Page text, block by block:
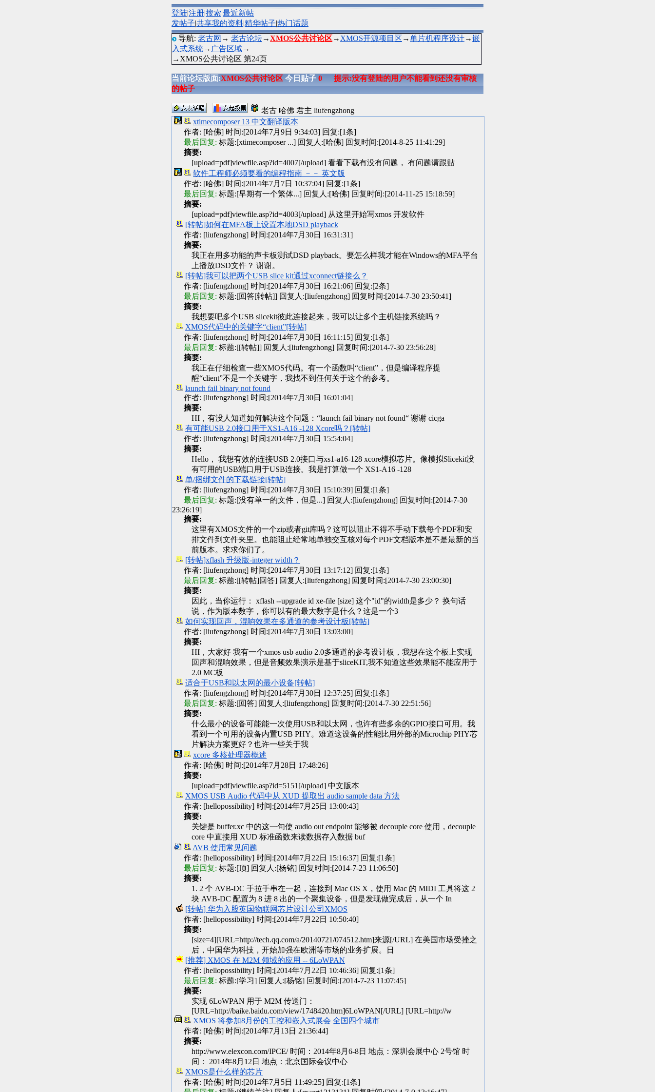
登陆|注册|搜索|最近新帖
发帖子|共享我的资料|精华帖子|热门话题
导航: 老古网 → 老古论坛→XMOS公共讨论区→ XMOS开源项目区 →单片机程序设计→嵌
入式系统→ 广告区域→
→XMOS公共讨论区 第24页
当前论坛版面:XMOS公共讨论区今日贴子0
提示:没有登陆的用户不能看到还没有审核
的帖子
老古 哈佛 君主 liufengzhong
xtimecomposer 13 中文翻译版本
作者: [哈佛] 时间:[2014年7月9日 9:34:03] 回复:[1条]
最后回复: 标题:[xtimecomposer ...] 回复人:[哈佛] 回复时间:[2014-8-25 11:41:29]
摘要:
[upload=pdf]viewfile.asp?id=4007[/upload] 看看下载有没有问题， 有问题请跟贴
软件工程师必须要看的编程指南 －－ 英文版
作者: [哈佛] 时间:[2014年7月7日 10:37:04] 回复:[1条]
最后回复: 标题:[早期有一个繁体...] 回复人:[哈佛] 回复时间:[2014-11-25 15:18:59]
摘要:
[upload=pdf]viewfile.asp?id=4003[/upload] 从这里开始写xmos 开发软件
[转帖]如何在MFA板上设置本地DSD playback
作者: [liufengzhong] 时间:[2014年7月30日 16:31:31]
摘要:
我正在用多功能的声卡板测试DSD playback。要怎么样我才能在Windows的MFA平台
上播放DSD文件？ 谢谢。
[转帖]我可以把两个USB slice kit通过xconnect链接么？
作者: [liufengzhong] 时间:[2014年7月30日 16:21:06] 回复:[2条]
最后回复: 标题:[回答[转帖]] 回复人:[liufengzhong] 回复时间:[2014-7-30 23:50:41]
摘要:
我想要吧多个USB slicekit彼此连接起来，我可以让多个主机链接系统吗？
XMOS代码中的关键字“client”[转帖]
作者: [liufengzhong] 时间:[2014年7月30日 16:11:15] 回复:[1条]
最后回复: 标题:[[转帖]] 回复人:[liufengzhong] 回复时间:[2014-7-30 23:56:28]
摘要:
我正在仔细检查一些XMOS代码。有一个函数叫“client”，但是编译程序提
醒“client”不是一个关键字，我找不到任何关于这个的参考。
launch fail binary not found
作者: [liufengzhong] 时间:[2014年7月30日 16:01:04]
摘要:
HI，有没人知道如何解决这个问题：“launch fail binary not found“ 谢谢 cicga
有可能USB 2.0接口用于XS1-A16 -128 Xcore吗？[转帖]
作者: [liufengzhong] 时间:[2014年7月30日 15:54:04]
摘要:
Hello， 我想有效的连接USB 2.0接口与xs1-a16-128 xcore模拟芯片。像模拟Slicekit没
有可用的USB端口用于USB连接。我是打算做一个 XS1-A16 -128
单/捆绑文件的下载链接[转帖]
作者: [liufengzhong] 时间:[2014年7月30日 15:10:39] 回复:[1条]
最后回复: 标题:[没有单一的文件，但是...] 回复人:[liufengzhong] 回复时间:[2014-7-30
23:26:19]
摘要:
这里有XMOS文件的一个zip或者git库吗？这可以阻止不得不手动下载每个PDF和安
排文件到文件夹里。也能阻止经常地单独交互核对每个PDF文档版本是不是最新的当
前版本。求求你们了。
[转帖]xflash 升级版-integer width？
作者: [liufengzhong] 时间:[2014年7月30日 13:17:12] 回复:[1条]
最后回复: 标题:[[转帖]回答] 回复人:[liufengzhong] 回复时间:[2014-7-30 23:00:30]
摘要:
因此，当你运行： xflash --upgrade id xe-file [size] 这个"id"的width是多少？ 换句话
说，作为版本数字，你可以有的最大数字是什么？这是一个3
如何实现回声，混响效果在多通道的参考设计板[转帖]
作者: [liufengzhong] 时间:[2014年7月30日 13:03:00]
摘要:
HI，大家好 我有一个xmos usb audio 2.0多通道的参考设计板，我想在这个板上实现
回声和混响效果，但是音频效果演示是基于sliceKIT,我不知道这些效果能不能应用于
2.0 MC板
适合于USB和以太网的最小设备[转帖]
作者: [liufengzhong] 时间:[2014年7月30日 12:37:25] 回复:[1条]
最后回复: 标题:[回答] 回复人:[liufengzhong] 回复时间:[2014-7-30 22:51:56]
摘要:
什么最小的设备可能能一次使用USB和以太网，也许有些多余的GPIO接口可用。我
看到一个可用的设备内置USB PHY。难道这设备的性能比用外部的Microchip PHY芯
片解决方案更好？也许一些关于我
xcore 多核处理器概述
作者: [哈佛] 时间:[2014年7月28日 17:48:26]
摘要:
[upload=pdf]viewfile.asp?id=5151[/upload] 中文版本
XMOS USB Audio 代码中从 XUD 提取出 audio sample data 方法
作者: [hellopossibility] 时间:[2014年7月25日 13:00:43]
摘要:
关键是 buffer.xc 中的这一句使 audio out endpoint 能够被 decouple core 使用，decouple
core 中直接用 XUD 标准函数来读数据存入数据 buf
AVB 使用常见问题
作者: [hellopossibility] 时间:[2014年7月22日 15:16:37] 回复:[1条]
最后回复: 标题:[顶] 回复人:[杨铭] 回复时间:[2014-7-23 11:06:50]
摘要:
1. 2 个 AVB-DC 手拉手串在一起，连接到 Mac OS X，使用 Mac 的 MIDI 工具将这 2
块 AVB-DC 配置为 8 进 8 出的一个聚集设备，但是发现做完成后，从一个 In
[转帖] 华为入股英国物联网芯片设计公司XMOS
作者: [hellopossibility] 时间:[2014年7月22日 10:50:40]
摘要:
[size=4][URL=http://tech.qq.com/a/20140721/074512.htm]来源[/URL] 在美国市场受挫之
后，中国华为科技，开始加强在欧洲等市场的业务扩展。日
[推荐] XMOS 在 M2M 领域的应用 -- 6LoWPAN
作者: [hellopossibility] 时间:[2014年7月22日 10:46:36] 回复:[1条]
最后回复: 标题:[学习] 回复人:[杨铭] 回复时间:[2014-7-23 11:07:45]
摘要:
实现 6LoWPAN 用于 M2M 传送门：
[URL=http://baike.baidu.com/view/1748420.htm]6LoWPAN[/URL] [URL=http://w
XMOS 将参加8月份的工控和嵌入式展会 全国四个城市
作者: [哈佛] 时间:[2014年7月13日 21:36:44]
摘要:
http://www.elexcon.com/IPCE/ 时间：2014年8月6-8日 地点：深圳会展中心 2号馆 时
间： 2014年8月12日 地点：北京国际会议中心
XMOS是什么样的芯片
作者: [哈佛] 时间:[2014年7月5日 11:49:25] 回复:[1条]